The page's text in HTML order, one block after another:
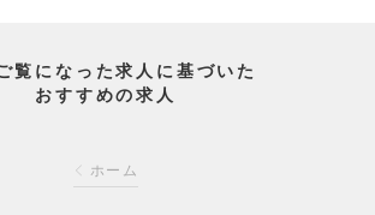
覧になった求人に基づいた
おすすめの求人
ホーム